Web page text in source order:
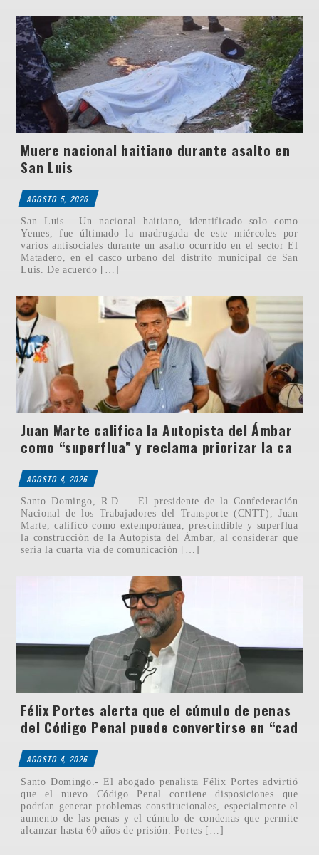
Muere nacional haitiano durante asalto en
San Luis
AGOSTO 5, 2026
San Luis.– Un nacional haitiano, identificado solo como
Yemes, fue últimado la madrugada de este miércoles por
varios antisociales durante un asalto ocurrido en el sector El
Matadero, en el casco urbano del distrito municipal de San
Luis. De acuerdo […]
Juan Marte califica la Autopista del Ámbar
como “superflua” y reclama priorizar la ca
AGOSTO 4, 2026
Santo Domingo, R.D. – El presidente de la Confederación
Nacional de los Trabajadores del Transporte (CNTT), Juan
Marte, calificó como extemporánea, prescindible y superflua
la construcción de la Autopista del Ámbar, al considerar que
sería la cuarta vía de comunicación […]
Félix Portes alerta que el cúmulo de penas
del Código Penal puede convertirse en “cad
AGOSTO 4, 2026
Santo Domingo.- El abogado penalista Félix Portes advirtió
que el nuevo Código Penal contiene disposiciones que
podrían generar problemas constitucionales, especialmente el
aumento de las penas y el cúmulo de condenas que permite
alcanzar hasta 60 años de prisión. Portes […]